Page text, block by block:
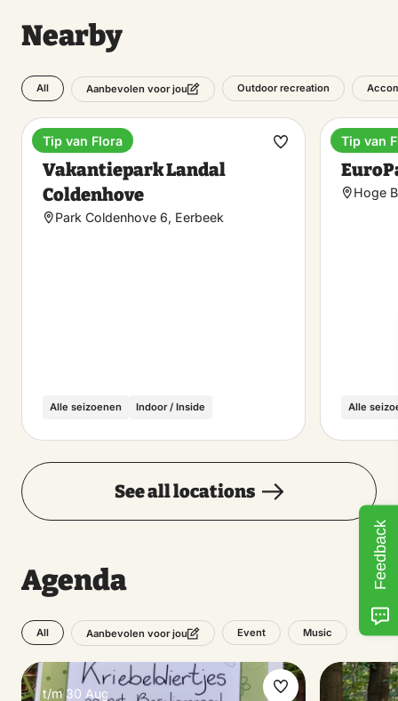
Nearby
All Aanbevolen voor jou Outdoor recreation
Holiday park
Vakantiepark Landal
Coldenhove
Park Coldenhove 6, Eerbeek
Alle seizoenen Indoor / Inside
Tip van Flora
Make
Holiday
Hoge
Alle
Tip van
See all locations
Agenda
All Aanbevolen voor jou Event Music
t/m 30 Aug
Feedback